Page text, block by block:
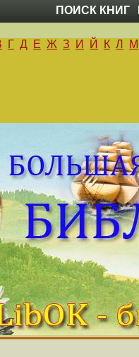
ПОИСК КНИГ
Г Д Е Ж З И Й К Л М